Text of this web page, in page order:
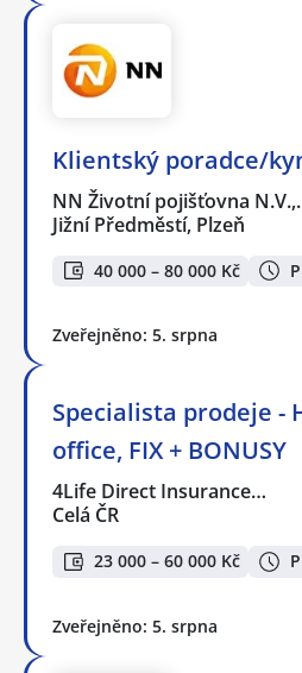
Klientský poradce/
NN Životní pojišťovna
Jižní Předměstí, Plzeň
40 000 – 80 000 Kč
Zveřejněno: 5. srpna
Specialista prodeje -
office, FIX + BONUSY
4Life Direct Insurance…
Celá ČR
23 000 – 60 000 Kč
Zveřejněno: 5. srpna